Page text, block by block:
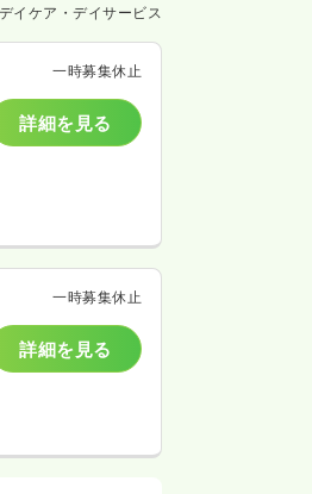
イケア・デイサービス
一時募集休止
詳細を見る
一時募集休止
詳細を見る